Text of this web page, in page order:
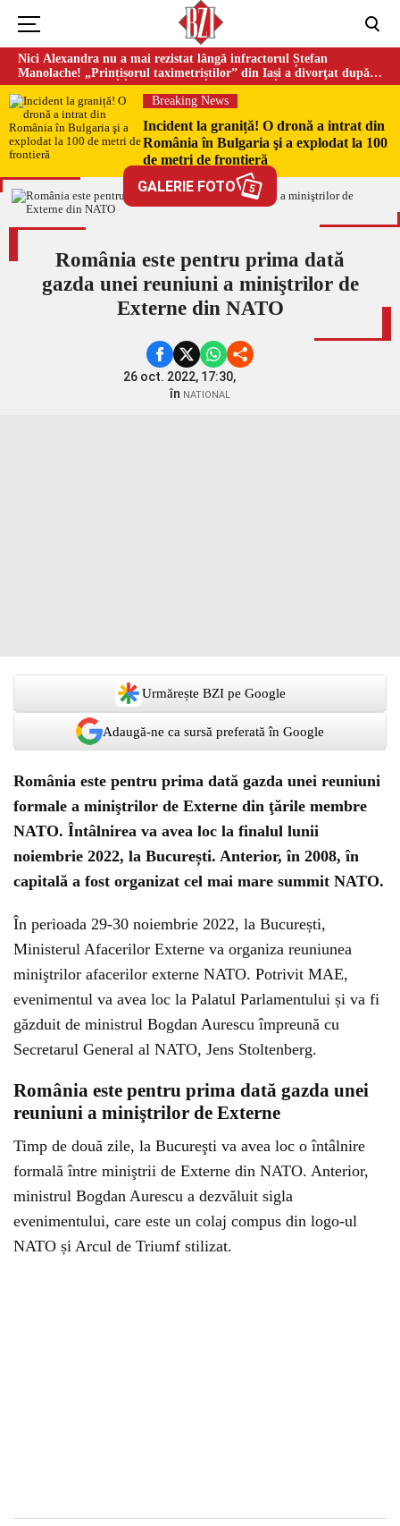
Nici Alexandra nu a mai rezistat lângă infractorul Ștefan
Manolache! „Prințișorul taximetriștilor” din Iași a divorţat după
doi ani de căsnicie
Breaking News
Incident la graniță! O dronă a intrat din
România în Bulgaria şi a explodat la 100
de metri de frontieră
GALERIE FOTO 5
România este pentru prima dată
gazda unei reuniuni a miniştrilor de
Externe din NATO
26 oct. 2022, 17:30,
în NATIONAL
Urmărește BZI pe Google
Adaugă-ne ca sursă preferată în Google
România este pentru prima dată gazda unei reuniuni
formale a miniştrilor de Externe din ţările membre
NATO. Întâlnirea va avea loc la finalul lunii
noiembrie 2022, la București. Anterior, în 2008, în
capitală a fost organizat cel mai mare summit NATO.
În perioada 29-30 noiembrie 2022, la București,
Ministerul Afacerilor Externe va organiza reuniunea
miniştrilor afacerilor externe NATO. Potrivit MAE,
evenimentul va avea loc la Palatul Parlamentului și va fi
găzduit de ministrul Bogdan Aurescu împreună cu
Secretarul General al NATO, Jens Stoltenberg.
România este pentru prima dată gazda unei
reuniuni a miniştrilor de Externe
Timp de două zile, la Bucureşti va avea loc o întâlnire
formală între miniştrii de Externe din NATO. Anterior,
ministrul Bogdan Aurescu a dezvăluit sigla
evenimentului, care este un colaj compus din logo-ul
NATO și Arcul de Triumf stilizat.